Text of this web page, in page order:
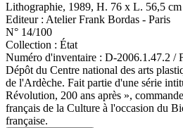
Lithographie, 1989, H. 76 x L. 56,5 cm
Editeur : Atelier Frank Bordas - Paris
N° 14/100
Collection : État
Numéro d'inventaire : D-2006.1.47.2 /
Dépôt du Centre national des arts
de l'Ardèche. Fait partie d'une série
Révolution, 200 ans après »,
français de la Culture à l'occasion du
française.